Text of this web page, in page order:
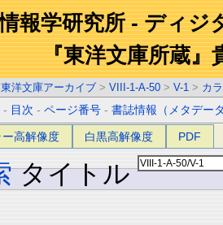
報学研究所 - ディジ
『東洋文庫所蔵』
東洋文庫アーカイブ > VIII-1-A-50 > V-1 > カ
- 目次 -ページ番号 -書誌情報（メタデー
高解像度 白黒高解像度 PDF
タイトル